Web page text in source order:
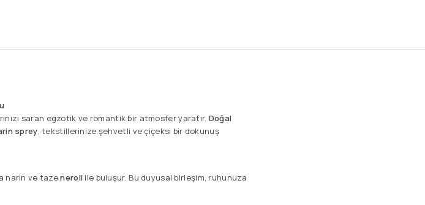
saran egzotik ve romantik bir atmosfer yaratır. Doğal
sprey, tekstillerinize şehvetli ve çiçeksi bir dokunuş
narin ve tazeneroli ile buluşur. Bu duyusal birleşim, ruhunuza